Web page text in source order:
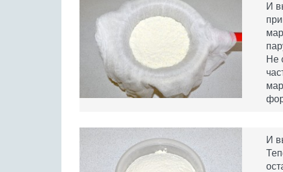
И
Не
И